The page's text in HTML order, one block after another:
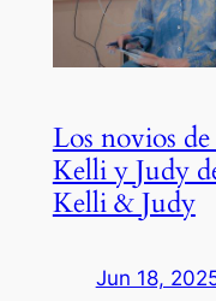
Los novios
Kelli y Judy
Kelli & Judy
Jun 18,